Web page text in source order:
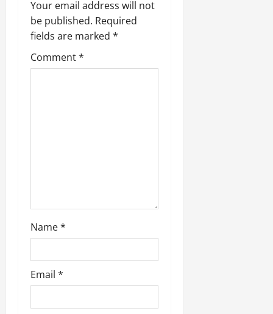
t
i
o
Your email address will not
be published. Required
fields are marked *
Comment*
Name*
Email *